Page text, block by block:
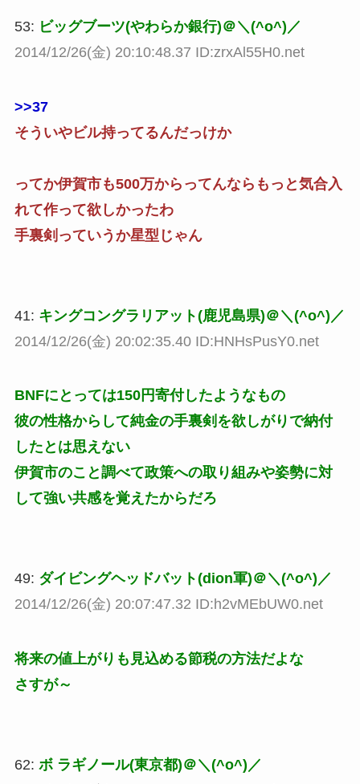
53: ビッグブーツ(やわらか銀行)＠＼(^o^)／
2014/12/26(金) 20:10:48.37 ID:zrxAl55H0.net
>>37
そういやビル持ってるんだっけか
ってか伊賀市も500万からってんならもっと気合入
れて作って欲しかったわ
手裏剣っていうか星型じゃん
41: キングコングラリアット(鹿児島県)＠＼(^o^)／
2014/12/26(金) 20:02:35.40 ID:HNHsPusY0.net
BNFにとっては150円寄付したようなもの
彼の性格からして純金の手裏剣を欲しがりで納付
したとは思えない
伊賀市のこと調べて政策への取り組みや姿勢に対
して強い共感を覚えたからだろ
49: ダイビングヘッドバット(dion軍)＠＼(^o^)／
2014/12/26(金) 20:07:47.32 ID:h2vMEbUW0.net
将来の値上がりも見込める節税の方法だよな
さすが～
62: ボ ラギノール(東京都)＠＼(^o^)／